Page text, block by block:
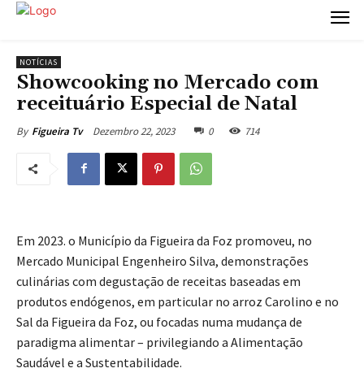
NOTÍCIAS
Showcooking no Mercado com
receituário Especial de Natal
By Figueira Tv Dezembro 22, 2023 0 714
Em 2023. o Município da Figueira da Foz promoveu, no
Mercado Municipal Engenheiro Silva, demonstrações
culinárias com degustação de receitas baseadas em
produtos endógenos, em particular no arroz Carolino e no
Sal da Figueira da Foz, ou focadas numa mudança de
paradigma alimentar – privilegiando a Alimentação
Saudável e a Sustentabilidade.